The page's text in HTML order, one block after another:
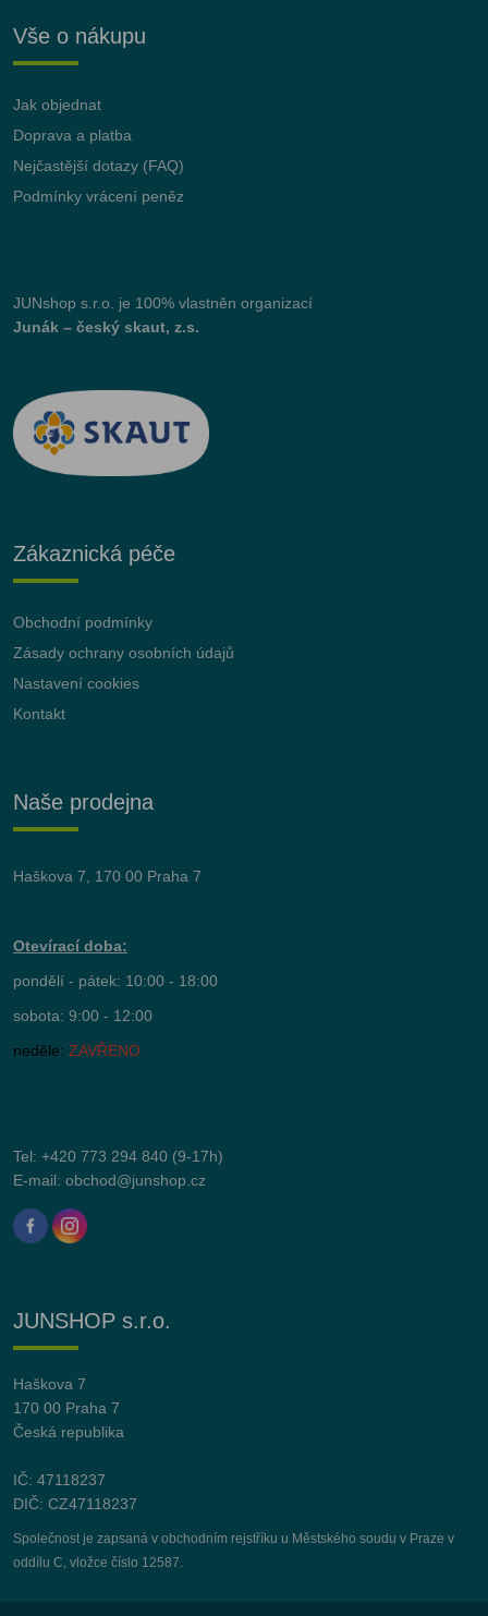
Vše o nákupu
Jak objednat
Doprava a platba
Nejčastější dotazy (FAQ)
Podmínky vrácení peněz
JUNshop s.r.o.
je 100% vlastněn organizací
Junák – český skaut, z.s.
Zákaznická péče
Obchodní podmínky
Zásady ochrany osobních údajů
Nastavení cookies
Kontakt
Naše prodejna
Haškova 7, 170 00 Praha 7
Otevírací doba:
pondělí - pátek: 10:00 - 18:00
sobota: 9:00 - 12:00
neděle: ZAVŘENO
Tel: +420 773 294 840 (9-17h)
E-mail: obchod@junshop.cz
JUNSHOP s.r.o.
Haškova 7
170 00 Praha 7
Česká republika
IČ: 47118237
DIČ: CZ47118237
Společnost je zapsaná v obchodním rejstříku u Městského soudu v Praze v
oddílu C, vložce číslo 12587.